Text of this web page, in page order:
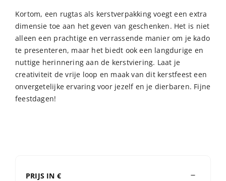
Kortom, een rugtas als kerstverpakking voegt een extra
dimensie toe aan het geven van geschenken. Het is niet
alleen een prachtige en verrassende manier om je kado
te presenteren, maar het biedt ook een langdurige en
nuttige herinnering aan de kerstviering. Laat je
creativiteit de vrije loop en maak van dit kerstfeest een
onvergetelijke ervaring voor jezelf en je dierbaren. Fijne
feestdagen!
PRIJS IN €